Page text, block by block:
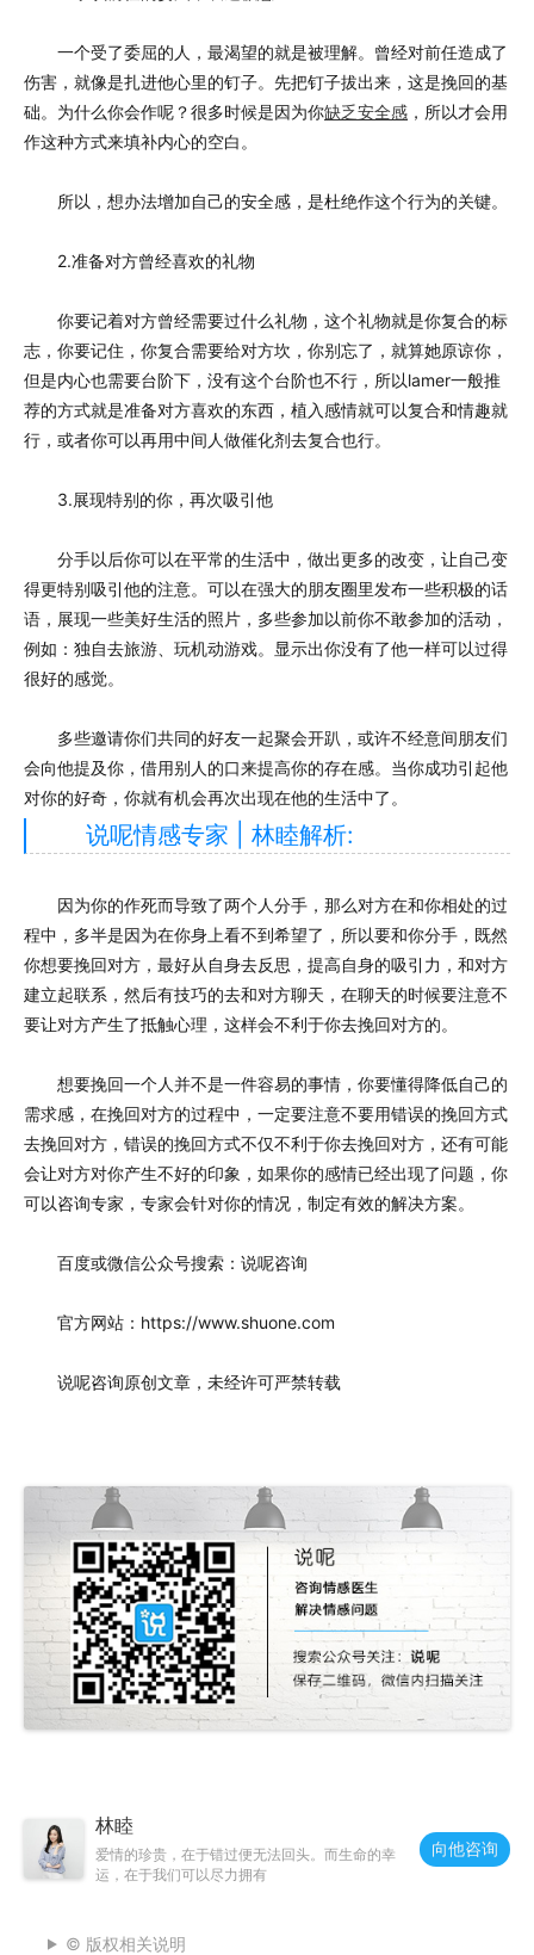
一个受了委屈的人，最渴望的就是被理解。曾经对前任造成了
伤害，就像是扎进他心里的钉子。先把钉子拔出来，这是挽回的基
础。为什么你会作呢？很多时候是因为你缺乏安全感 ，所以才会用
作这种方式来填补内心的空白。
所以，想办法增加自己的安全感，是杜绝作这个行为的关键。
2.准备对方曾经喜欢的礼物
你要记着对方曾经需要过什么礼物，这个礼物就是你复合的标
志，你要记住，你复合需要给对方坎，你别忘了，就算她原谅你，
但是内心也需要台阶下，没有这个台阶也不行，所以lamer一般推
荐的方式就是准备对方喜欢的东西，植入感情就可以复合和情趣就
行，或者你可以再用中间人做催化剂去复合也行。
3.展现特别的你，再次吸引他
分手以后你可以在平常的生活中，做出更多的改变，让自己变
得更特别吸引他的注意。可以在强大的朋友圈里发布一些积极的话
语，展现一些美好生活的照片，多些参加以前你不敢参加的活动，
例如：独自去旅游、玩机动游戏。显示出你没有了他一样可以过得
很好的感觉。
多些邀请你们共同的好友一起聚会开趴，或许不经意间朋友们
会向他提及你，借用别人的口来提高你的存在感。当你成功引起他
对你的好奇，你就有机会再次出现在他的生活中了。
说呢情感专家 | 林睦解析:
因为你的作死而导致了两个人分手，那么对方在和你相处的过
程中，多半是因为在你身上看不到希望了，所以要和你分手，既然
你想要挽回对方，最好从自身去反思，提高自身的吸引力，和对方
建立起联系，然后有技巧的去和对方聊天，在聊天的时候要注意不
要让对方产生了抵触心理，这样会不利于你去挽回对方的。
想要挽回一个人并不是一件容易的事情，你要懂得降低自己的
需求感，在挽回对方的过程中，一定要注意不要用错误的挽回方式
去挽回对方，错误的挽回方式不仅不利于你去挽回对方，还有可能
会让对方对你产生不好的印象，如果你的感情已经出现了问题，你
可以咨询专家，专家会针对你的情况，制定有效的解决方案。
百度或微信公众号搜索：说呢咨询
官方网站：https://www.shuone.com
说呢咨询原创文章，未经许可严禁转载
林睦
爱情的珍贵，在于错过便无法回头。而生命的幸
运，在于我们可以尽力拥有
向他咨询
© 版权相关说明